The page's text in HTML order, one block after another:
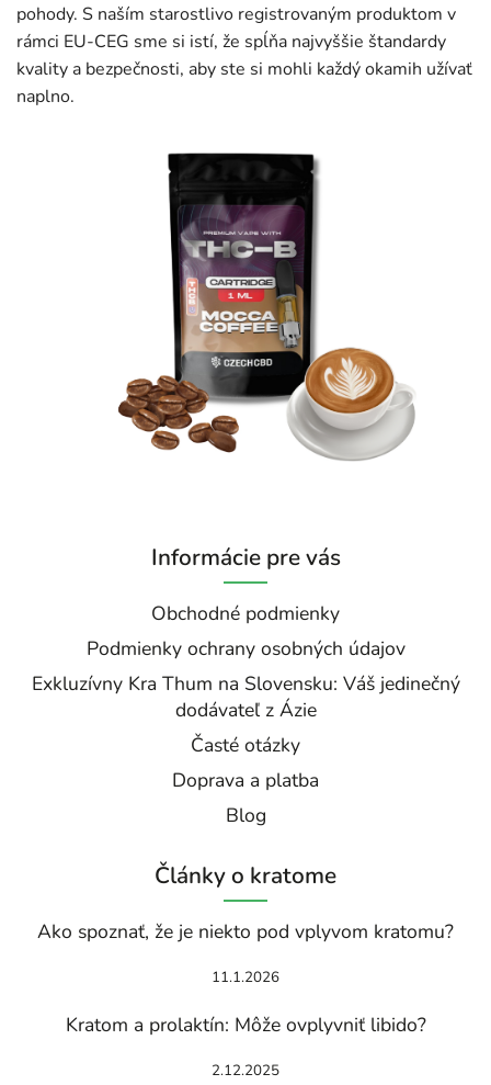
pohody. S naším starostlivo registrovaným produktom v
rámci EU-CEG sme si istí, že spĺňa najvyššie štandardy
kvality a bezpečnosti, aby ste si mohli každý okamih užívať
naplno.
Informácie pre vás
Obchodné podmienky
Podmienky ochrany osobných údajov
Exkluzívny Kra Thum na Slovensku: Váš jedinečný
dodávateľ z Ázie
Časté otázky
Doprava a platba
Blog
Články o kratome
Ako spoznať, že je niekto pod vplyvom kratomu?
11.1.2026
Kratom a prolaktín: Môže ovplyvniť libido?
2.12.2025